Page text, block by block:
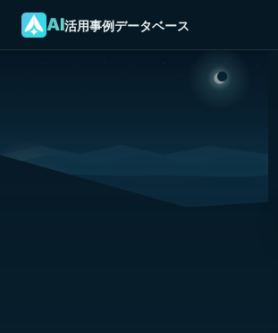
AI活用事例データベース